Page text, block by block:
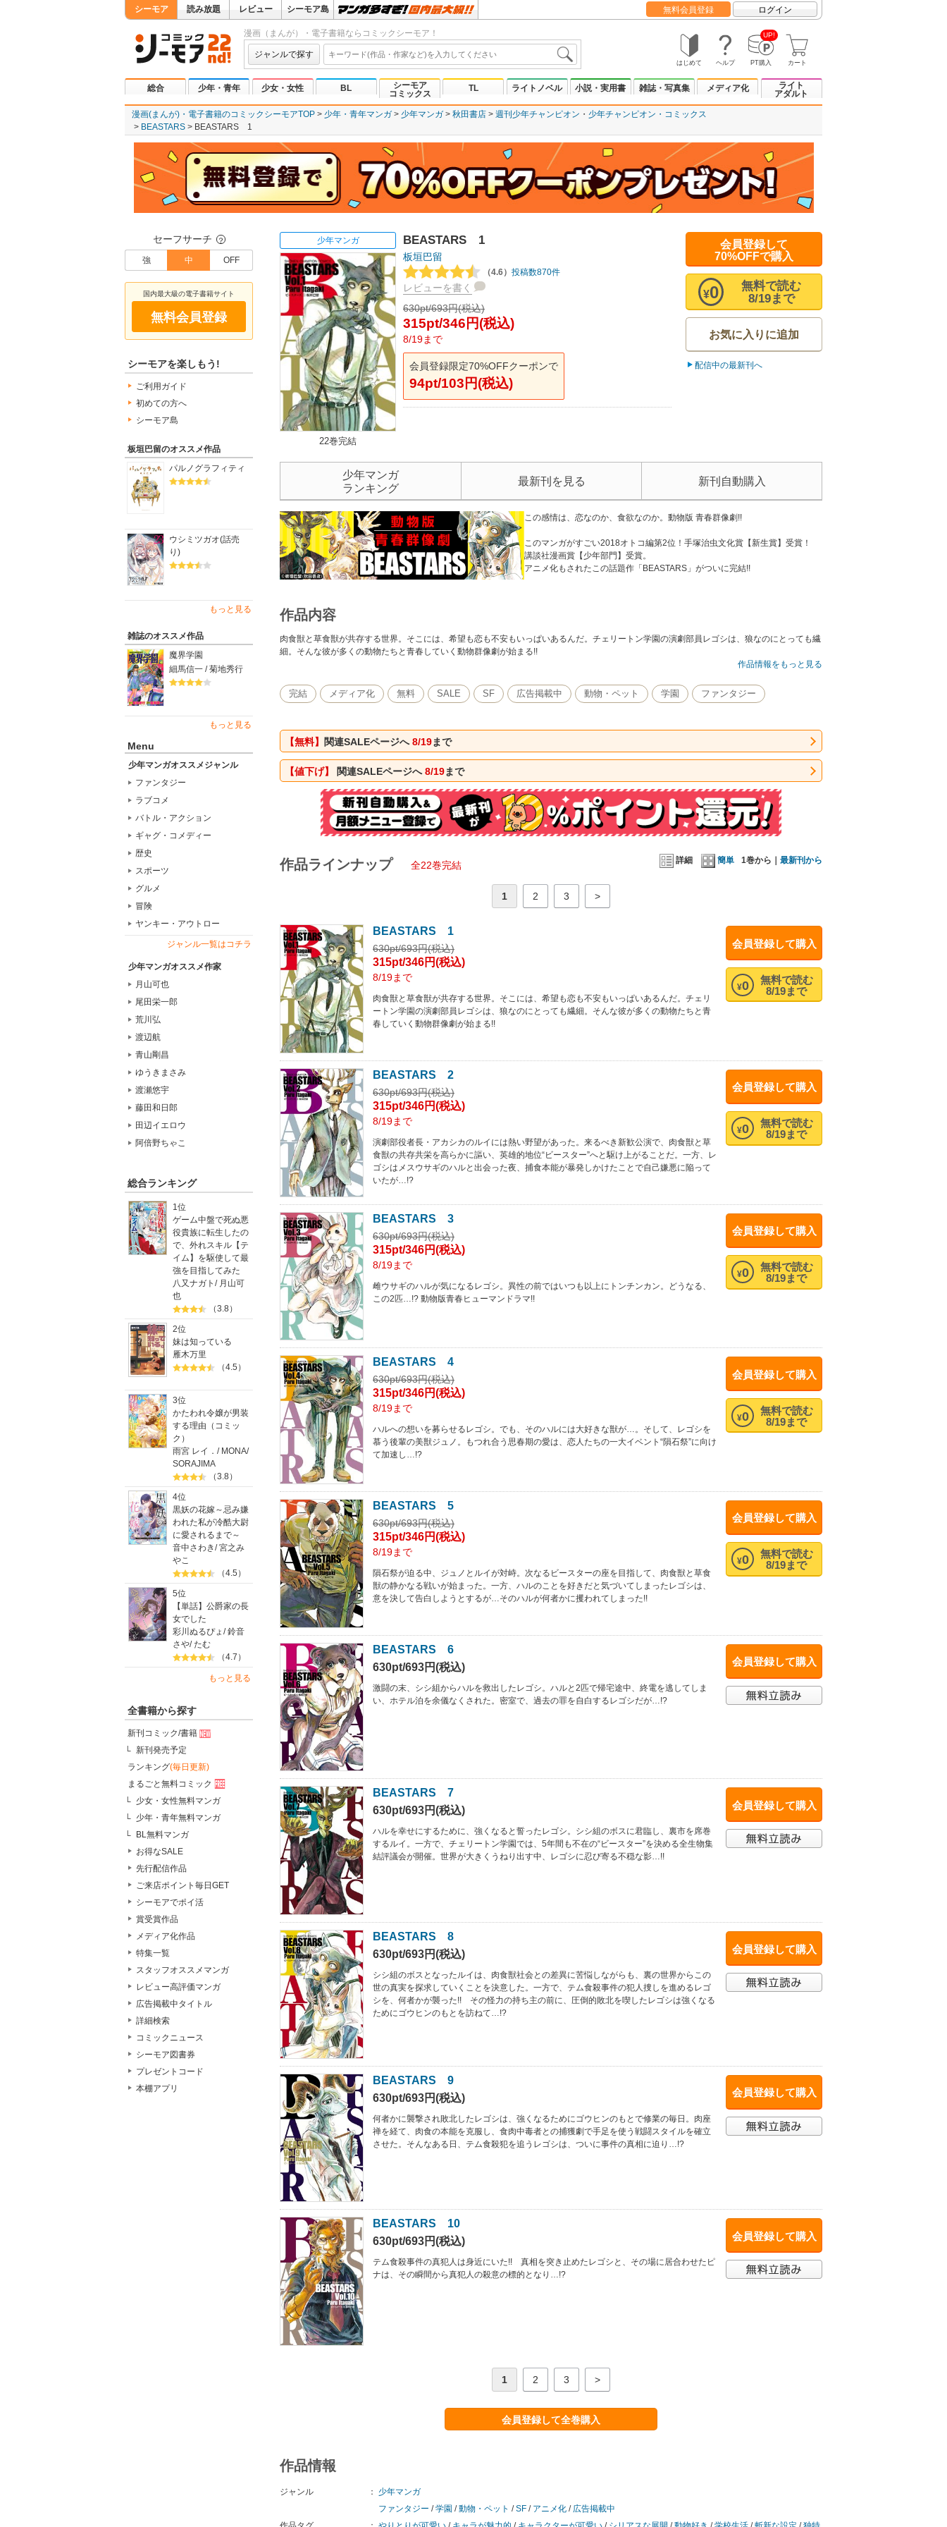
シーモア 読み放題 レビュー シーモア島 無料会員登録 ログイン
漫画（まんが）・電子書籍ならコミックシーモア！
ジャンルで探す
はじめて ヘルプ
UP!
PT購入 カート
総合 少年・青年 少女・女性 BL
シーモア
コミックス
TL ライトノベル 小説・実用書 雑誌・写真集 メディア化
ライト
アダルト
漫画(まんが)・電子書籍のコミックシーモアTOP 少年・青年マンガ 少年マンガ 秋田書店 週刊少年チャンピオン
少年チャンピオン・コミックス
BEASTARS
BEASTARS 1
セーフサーチ ？
強 中 OFF
国内最大級の電子書籍サイト
無料会員登録
シーモアを楽しもう!
ご利用ガイド
初めての方へ
シーモア島
板垣巴留のオススメ作品
パルノグラフィティ
ウシミツガオ(話売
り)
もっと見る
雑誌のオススメ作品
魔界学園
細馬信一 / 菊地秀行
もっと見る
Menu
少年マンガオススメジャンル
ファンタジー
ラブコメ
バトル・アクション
ギャグ・コメディー
歴史
スポーツ
グルメ
冒険
ヤンキー・アウトロー
ジャンル一覧はコチラ
少年マンガオススメ作家
月山可也
尾田栄一郎
荒川弘
渡辺航
青山剛昌
ゆうきまさみ
渡瀬悠宇
藤田和日郎
田辺イエロウ
阿倍野ちゃこ
総合ランキング
1位
ゲーム中盤で死ぬ悪
役貴族に転生したの
で、外れスキル【テ
イム】を駆使して最
強を目指してみた
八又ナガト / 月山可
也
（3.8）
2位
妹は知っている
雁木万里
（4.5）
3位
かたわれ令嬢が男装
する理由（コミッ
ク）
雨宮 レイ． / MONA/
SORAJIMA
（3.8）
4位
黒妖の花嫁～忌み嫌
われた私が冷酷大尉
に愛されるまで～
音中さわき/宮之み
やこ
（4.5）
5位
【単話】公爵家の長
女でした
彩川ぬるぴょ /鈴音
さや/たむ
（4.7）
もっと見る
全書籍から探す
新刊コミック/書籍
新刊発売予定
ランキング(毎日更新)
まるごと無料コミック
少女・女性無料マンガ
少年・青年無料マンガ
BL無料マンガ
お得なSALE
先行配信作品
ご来店ポイント毎日GET
シーモアでポイ活
賞受賞作品
メディア化作品
特集一覧
スタッフオススメマンガ
レビュー高評価マンガ
広告掲載中タイトル
詳細検索
コミックニュース
シーモア図書券
プレゼントコード
本棚アプリ
少年マンガ
22巻完結
BEASTARS 1
板垣巴留
（4.6） 投稿数870件
レビューを書く
630pt/693円(税込)
315pt/346円(税込)
8/19まで
会員登録限定70%OFFクーポンで
94pt/103円(税込)
会員登録して
70%OFFで購入
無料で読む
8/19まで
¥0
お気に入りに追加
配信中の最新刊へ
少年マンガ
ランキング
最新刊を見る 新刊自動購入
この感情は、恋なのか、食欲なのか。動物版 青春群像劇!!
このマンガがすごい2018オトコ編第2位！手塚治虫文化賞【新生賞】受賞！
講談社漫画賞【少年部門】受賞。
アニメ化もされたこの話題作「BEASTARS」がついに完結!!
作品内容
肉食獣と草食獣が共存する世界。そこには、希望も恋も不安もいっぱいあるんだ。チェリートン学園の演劇部員レゴシは、狼なのにとっても繊
細。そんな彼が多くの動物たちと青春していく動物群像劇が始まる!!
作品情報をもっと見る
完結 メディア化 無料 SALE SF 広告掲載中 動物・ペット 学園 ファンタジー
【無料】 関連SALEページへ8/19まで
【値下げ】 関連SALEページへ8/19まで
詳細 簡単 1巻から｜ 最新刊から
作品ラインナップ 全22巻完結
1 2 3 >
会員登録して購入
無料で読む
8/19まで
¥0
BEASTARS 1
630pt/693円(税込)
315pt/346円(税込)
8/19まで
肉食獣と草食獣が共存する世界。そこには、希望も恋も不安もいっぱいあるんだ。チェリ
ートン学園の演劇部員レゴシは、狼なのにとっても繊細。そんな彼が多くの動物たちと青
春していく動物群像劇が始まる!!
会員登録して購入
無料で読む
8/19まで
¥0
BEASTARS 2
630pt/693円(税込)
315pt/346円(税込)
8/19まで
演劇部役者長・アカシカのルイには熱い野望があった。来るべき新歓公演で、肉食獣と草
食獣の共存共栄を高らかに謳い、英雄的地位“ビースター”へと駆け上がることだ。一方、レ
ゴシはメスウサギのハルと出会った夜、捕食本能が暴発しかけたことで自己嫌悪に陥って
いたが…!?
会員登録して購入
無料で読む
8/19まで
¥0
BEASTARS 3
630pt/693円(税込)
315pt/346円(税込)
8/19まで
雌ウサギのハルが気になるレゴシ。異性の前ではいつも以上にトンチンカン。どうなる、
この2匹…!? 動物版青春ヒューマンドラマ!!
会員登録して購入
無料で読む
8/19まで
¥0
BEASTARS 4
630pt/693円(税込)
315pt/346円(税込)
8/19まで
ハルへの想いを募らせるレゴシ。でも、そのハルには大好きな獣が…。そして、レゴシを
慕う後輩の美獣ジュノ。もつれ合う思春期の愛は、恋人たちの一大イベント“隕石祭”に向け
て加速し…!?
会員登録して購入
無料で読む
8/19まで
¥0
BEASTARS 5
630pt/693円(税込)
315pt/346円(税込)
8/19まで
隕石祭が迫る中、ジュノとルイが対峙。次なるビースターの座を目指して、肉食獣と草食
獣の静かなる戦いが始まった。一方、ハルのことを好きだと気づいてしまったレゴシは、
意を決して告白しようとするが…そのハルが何者かに攫われてしまった!!
会員登録して購入
BEASTARS 6
630pt/693円(税込)
激闘の末、シシ組からハルを救出したレゴシ。ハルと2匹で帰宅途中、終電を逃してしま
い、ホテル泊を余儀なくされた。密室で、過去の罪を自白するレゴシだが…!?
会員登録して購入
BEASTARS 7
630pt/693円(税込)
ハルを幸せにするために、強くなると誓ったレゴシ。シシ組のボスに君臨し、裏市を席巻
するルイ。一方で、チェリートン学園では、5年間も不在の“ビースター”を決める全生物集
結評議会が開催。世界が大きくうねり出す中、レゴシに忍び寄る不穏な影…!!
会員登録して購入
BEASTARS 8
630pt/693円(税込)
シシ組のボスとなったルイは、肉食獣社会との差異に苦悩しながらも、裏の世界からこの
世の真実を探求していくことを決意した。一方で、テム食殺事件の犯人捜しを進めるレゴ
シを、何者かが襲った!! その怪力の持ち主の前に、圧倒的敗北を喫したレゴシは強くなる
ためにゴウヒンのもとを訪ねて…!?
会員登録して購入
BEASTARS 9
630pt/693円(税込)
何者かに襲撃され敗北したレゴシは、強くなるためにゴウヒンのもとで修業の毎日。肉座
禅を経て、肉食の本能を克服し、食肉中毒者との捕獲劇で手足を使う戦闘スタイルを確立
させた。そんなある日、テム食殺犯を追うレゴシは、ついに事件の真相に迫り…!?
会員登録して購入
BEASTARS 10
630pt/693円(税込)
テム食殺事件の真犯人は身近にいた!! 真相を突き止めたレゴシと、その場に居合わせたピ
ナは、その瞬間から真犯人の殺意の標的となり…!?
1 2 3 >
会員登録して全巻購入
作品情報
ジャンル ：
少年マンガ
ファンタジー /学園 /動物・ペット /SF / アニメ化 / 広告掲載中